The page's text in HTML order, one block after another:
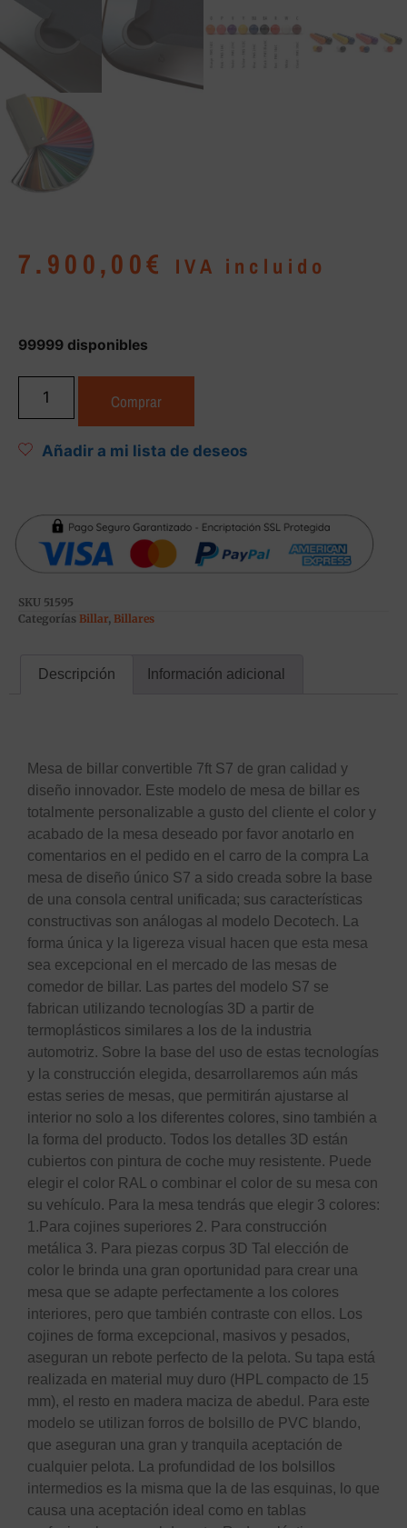
7.900,00€ IVA incluido
99999 disponibles
Comprar
Añadir a mi lista de deseos
SKU 51595
Categorías Billar, Billares
Descripción Información adicional
Mesa de billar convertible 7ft S7 de gran calidad y
diseño innovador. Este modelo de mesa de billar es
totalmente personalizable a gusto del cliente el color y
acabado de la mesa deseado por favor anotarlo en
comentarios en el pedido en el carro de la compra La
mesa de diseño único S7 a sido creada sobre la base
de una consola central unificada; sus características
constructivas son análogas al modelo Decotech. La
forma única y la ligereza visual hacen que esta mesa
sea excepcional en el mercado de las mesas de
comedor de billar. Las partes del modelo S7 se
fabrican utilizando tecnologías 3D a partir de
termoplásticos similares a los de la industria
automotriz. Sobre la base del uso de estas tecnologías
y la construcción elegida, desarrollaremos aún más
estas series de mesas, que permitirán ajustarse al
interior no solo a los diferentes colores, sino también a
la forma del producto. Todos los detalles 3D están
cubiertos con pintura de coche muy resistente. Puede
elegir el color RAL o combinar el color de su mesa con
su vehículo. Para la mesa tendrás que elegir 3 colores:
1.Para cojines superiores 2. Para construcción
metálica 3. Para piezas corpus 3D Tal elección de
color le brinda una gran oportunidad para crear una
mesa que se adapte perfectamente a los colores
interiores, pero que también contraste con ellos. Los
cojines de forma excepcional, masivos y pesados,
aseguran un rebote perfecto de la pelota. Su tapa está
realizada en material muy duro (HPL compacto de 15
mm), el resto en madera maciza de abedul. Para este
modelo se utilizan forros de bolsillo de PVC blando,
que aseguran una gran y tranquila aceptación de
cualquier pelota. La profundidad de los bolsillos
intermedios es la misma que la de las esquinas, lo que
causa una aceptación ideal como en tablas